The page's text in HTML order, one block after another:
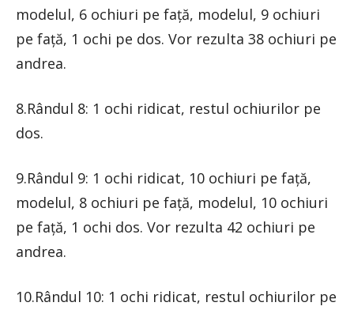
modelul, 6 ochiuri pe față, modelul, 9 ochiuri
pe față, 1 ochi pe dos. Vor rezulta 38 ochiuri pe
andrea.
8.Rândul 8: 1 ochi ridicat, restul ochiurilor pe
dos.
9.Rândul 9: 1 ochi ridicat, 10 ochiuri pe față,
modelul, 8 ochiuri pe față, modelul, 10 ochiuri
pe față, 1 ochi dos. Vor rezulta 42 ochiuri pe
andrea.
10.Rândul 10: 1 ochi ridicat, restul ochiurilor pe